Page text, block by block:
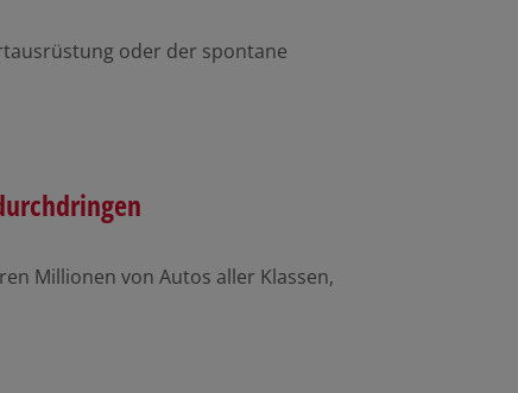
oder der spontane
Millionen von Autos aller Klassen,